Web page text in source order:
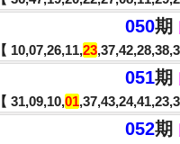
050期
【 10,07,26,11,23
051期
【 31,09,10,01
052期